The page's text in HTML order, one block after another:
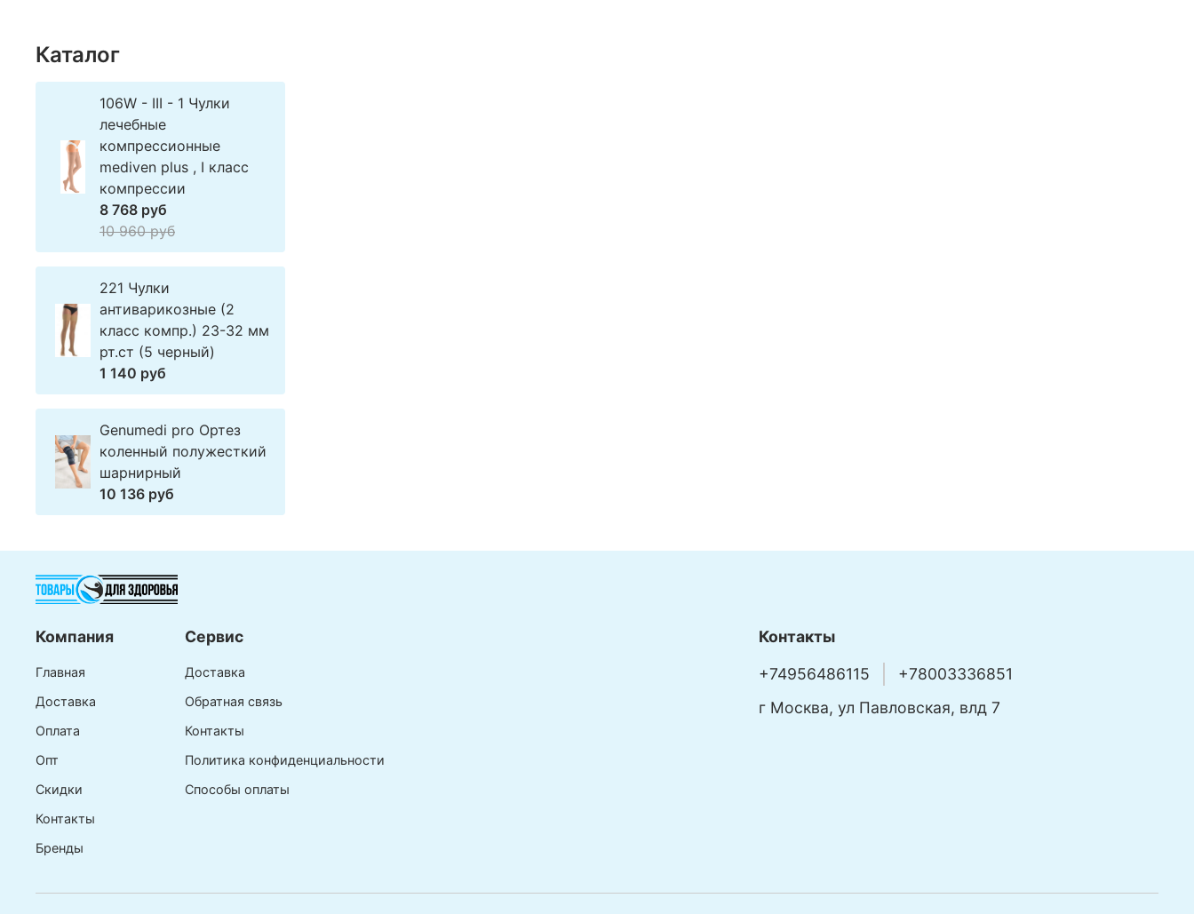
Каталог
106W - III - 1 Чулки
лечебные
компрессионные
mediven plus , I класс
компрессии
8 768 руб
10 960 руб
221 Чулки
антиварикозные (2
класс компр.) 23-32 мм
рт.ст (5 черный)
1 140 руб
Genumedi pro Ортез
коленный полужесткий
шарнирный
10 136 руб
Компания
Главная
Доставка
Оплата
Опт
Скидки
Контакты
Бренды
Сервис
Доставка
Обратная связь
Контакты
Политика конфиденциальности
Способы оплаты
Контакты
+74956486115
+78003336851
г Москва, ул Павловская, влд 7